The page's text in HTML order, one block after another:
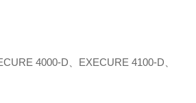
4000-D、EXECURE 4100-D、